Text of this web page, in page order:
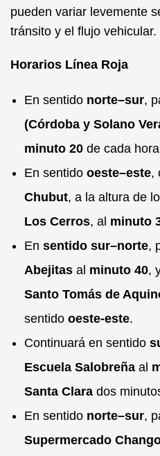
pueden variar levemente
tránsito y el flujo vehicular.
Horarios Línea Roja
En sentido norte–sur,
(Córdoba y Solano
minuto 20 de cada
En sentido oeste–este,
Chubut, a la altura de
Los Cerros, al minuto
En sentido sur–norte,
Abejitas al minuto 40,
Santo Tomás de
sentido oeste-este.
Continuará en sentido
Escuela Salobreña al
Santa Clara dos
En sentido norte–sur,
Supermercado